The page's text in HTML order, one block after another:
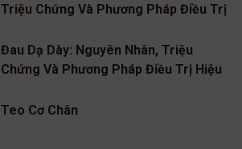
Triệu Chứng Và Phương Pháp Điều Trị
Đau Dạ Dày: Nguyên Nhân, Triệu
Chứng Và Phương Pháp Điều Trị Hiệu
Teo Cơ Chân